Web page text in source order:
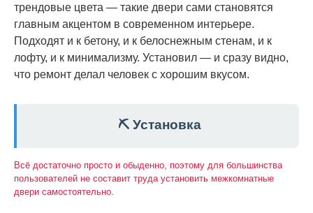
трендовые цвета — такие двери сами становятся
главным акцентом в современном интерьере.
Подходят и к бетону, и к белоснежным стенам, и к
лофту, и к минимализму. Установил — и сразу видно,
что ремонт делал человек с хорошим вкусом.
⛏️ Установка
Всё достаточно просто и обыденно, поэтому для большинства
пользователей не составит труда установить межкомнатные
двери самостоятельно.